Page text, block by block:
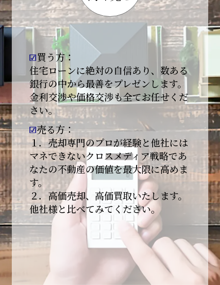
今後とも変わらぬご支援、ご指導を賜りますよ
う、何卒よろしくお願い申し上げます。
2026-01-09
【新年あけましておめでとうございます】
本日より始業いたしました。
昨年は多くのご縁とご支援をいただき、心より
感謝申し上げます。
本年も地域に根ざし、誠実な仕事を積み重ねて
参ります。
引き続きどうぞよろしくお願いいたします。
2025-12-20
【年末年始休業のお知らせ】
平素は格別のご愛顧を賜り、誠にありがとうご
下記期間を年末年始休業とさせて頂きます。
2025年12月25日(木)～2026年1月8日(木)
買う方：
住宅ローンに絶対の自信あり、数ある
銀行の中から最善をプレゼンします。
金利交渉や価格交渉も全てお任せくだ
さい。
売る方：
１．売却専門のプロが経験と他社には
マネできないクロスメディア戦略であ
なたの不動産の価値を最大限に高めま
す。
２．高価売却、高価買取いたします。
他社様と比べてみてください。